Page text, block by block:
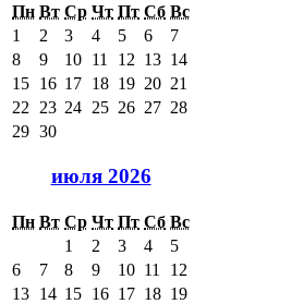
Пн Вт Ср Чт Пт Сб Вс
1
2 3 4 5 6
7
8
9 10 11 12 13 14
15 16 17 18 19 20 21
22
23 24 25 26 27 28
29 30
июля 2026
Пн Вт Ср Чт Пт Сб Вс
1
2 3 4
5
6
7 8 9 10 11
12
13 14 15 16 17 18 19